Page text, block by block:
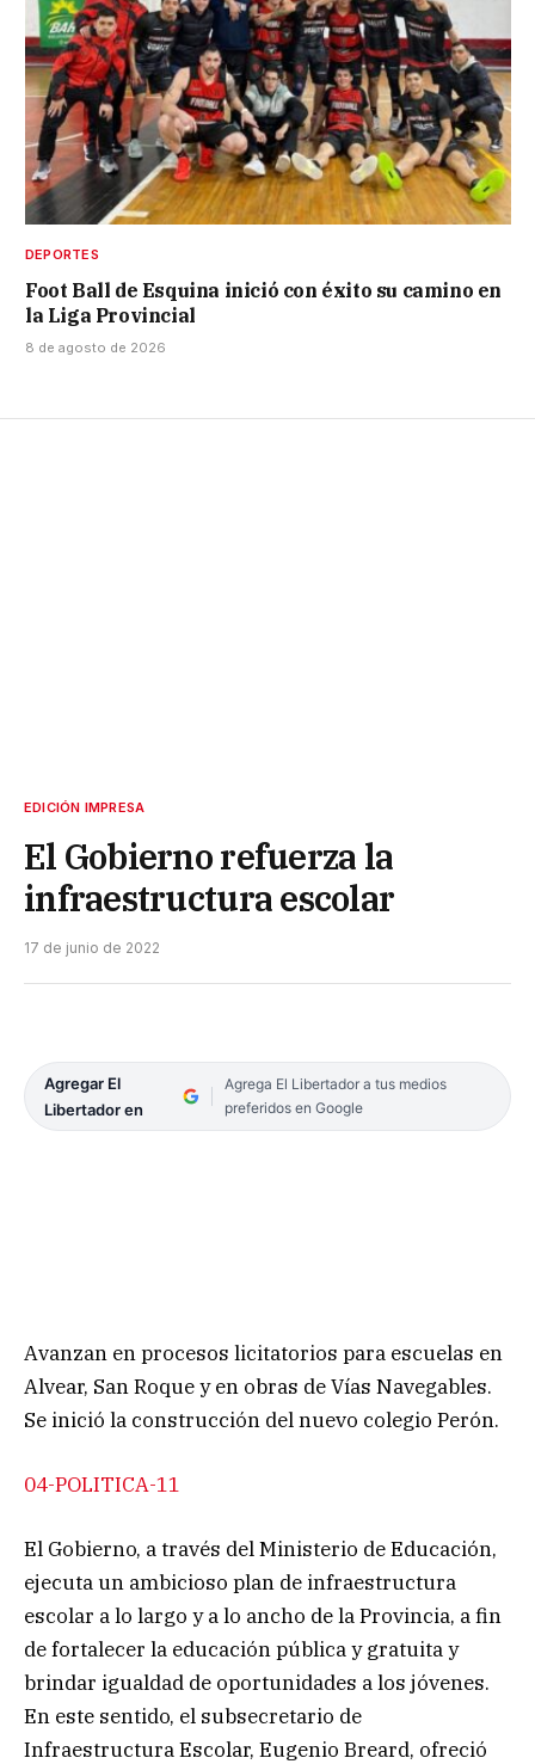
DEPORTES
Foot Ball de Esquina inició con éxito su camino en
la Liga Provincial
8 de agosto de 2026
EDICIÓN IMPRESA
El Gobierno refuerza la
infraestructura escolar
17 de junio de 2022
Agregar El
Libertador en
Agrega El Libertador a tus medios
preferidos en Google
Avanzan en procesos licitatorios para escuelas en
Alvear, San Roque y en obras de Vías Navegables.
Se inició la construcción del nuevo colegio Perón.
04-POLITICA-11
El Gobierno, a través del Ministerio de Educación,
ejecuta un ambicioso plan de infraestructura
escolar a lo largo y a lo ancho de la Provincia, a fin
de fortalecer la educación pública y gratuita y
brindar igualdad de oportunidades a los jóvenes.
En este sentido, el subsecretario de
Infraestructura Escolar, Eugenio Breard, ofreció